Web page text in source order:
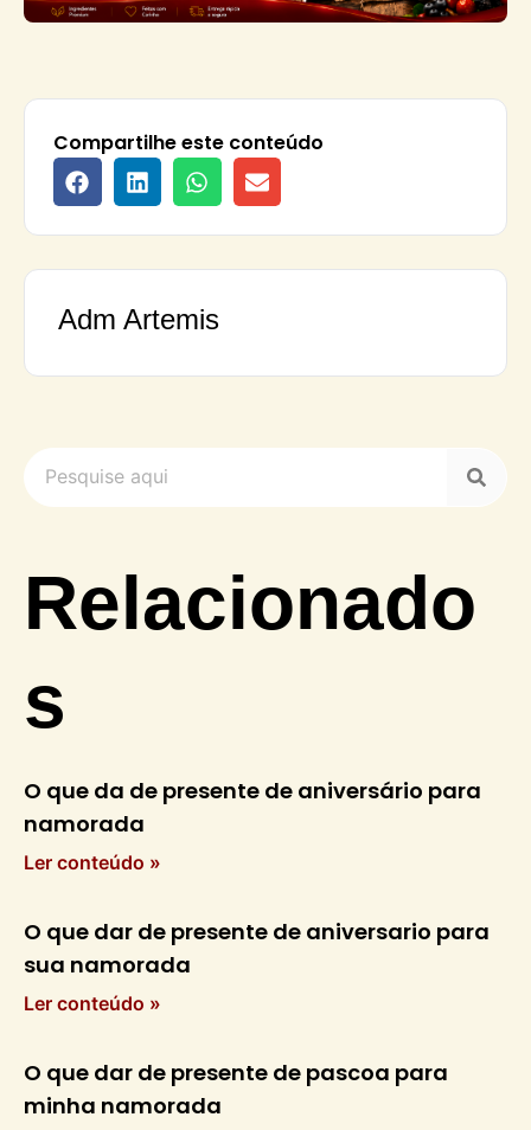
Compartilhe este conteúdo
Adm Artemis
Relacionado
s
O que da de presente de aniversário para
namorada
Ler conteúdo »
O que dar de presente de aniversario para
sua namorada
Ler conteúdo »
O que dar de presente de pascoa para
minha namorada